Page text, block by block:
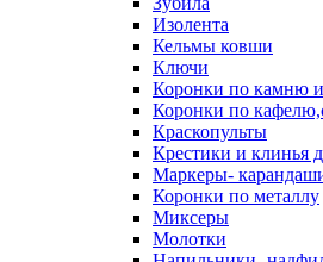
Изолента
Кельмы ковши
Ключи
Коронки по камню
Коронки по
Краскопульты
Крестики и клинья
Маркеры-
Коронки по металлу
Миксеры
Молотки